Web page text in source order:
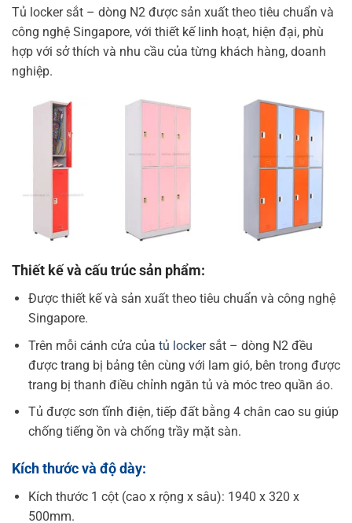
Tủ locker sắt – dòng N2 được sản xuất theo tiêu chuẩn và
công nghệ Singapore, với thiết kế linh hoạt, hiện đại, phù
hợp với sở thích và nhu cầu của từng khách hàng, doanh
nghiệp.
Thiết kế và cấu trúc sản phẩm:
Được thiết kế và sản xuất theo tiêu chuẩn và công nghệ
Singapore.
Trên mỗi cánh cửa của tủ lockersắt – dòng N2 đều
được trang bị bảng tên cùng với lam gió, bên trong được
trang bị thanh điều chỉnh ngăn tủ và móc treo quần áo.
Tủ được sơn tĩnh điện, tiếp đất bằng 4 chân cao su giúp
chống tiếng ồn và chống trầy mặt sàn.
Kích thước và độ dày:
Kích thước 1 cột (cao x rộng x sâu): 1940 x 320 x
500mm.